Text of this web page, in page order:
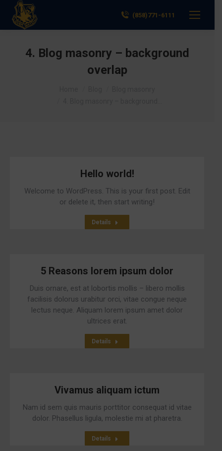
(858)771-6111
4. Blog masonry – background
overlap
Hello world!
Welcome to WordPress. This is your first post. Edit
or delete it, then start writing!
Details
5 Reasons lorem ipsum dolor
Duis ornare, est at lobortis mollis – libero mollis
facilisis dolorus urabitur orci, vitae congue neque
lectus neque. Aliquam lorem ipsum amet dolor
ultrices erat.
Details
Vivamus aliquam ictum
Nam id sem quis mauris porttitor consequat id vitae
dolor. Phasellus ligula, molestie mi at pharetra.
Details